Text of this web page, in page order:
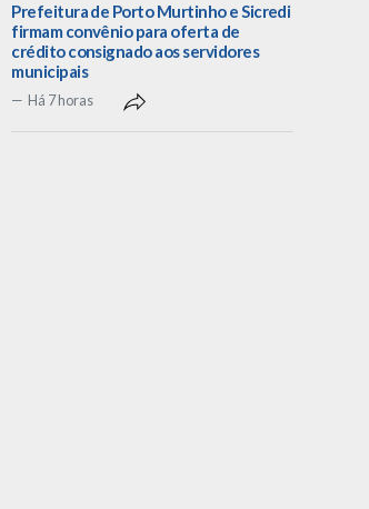
Prefeitura de Porto Murtinho e Sicredi
firmam convênio para oferta de
crédito consignado aos servidores
municipais
Há 7 horas